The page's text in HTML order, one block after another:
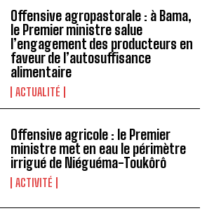
Offensive agropastorale : à Bama,
le Premier ministre salue
l’engagement des producteurs en
faveur de l’autosuffisance
alimentaire
ACTUALITÉ
Offensive agricole : le Premier
ministre met en eau le périmètre
irrigué de Niéguéma-Toukôrô
ACTIVITÉ